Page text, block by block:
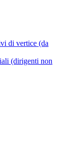
di vertice (da
(dirigenti non